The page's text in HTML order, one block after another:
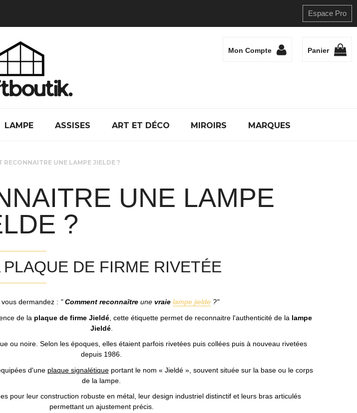
Espace Pro
Mon Compte Panier
LAMPE ASSISES ART ET DÉCO MIROIRS MARQUES
RECONNAITRE UNE LAMPE JIELDE ?
UNE LAMPE
?
PLAQUE DE FIRME RIVETÉE
vous dermandez : "Comment reconnaîtreune vraie lampe jielde?"
de la plaque de firme Jieldé, cette étiquette permet de reconnaitre l'authenticité de la lampe
Jieldé.
ou noire. Selon les époques, elles étaient parfois rivetées puis collées puis à nouveau rivetées
depuis 1986.
d'une plaque signalétiqueportant le nom « Jieldé », souvent située sur la base ou le corps
de la lampe.
pour leur construction robuste en métal, leur design industriel distinctif et leurs bras articulés
permettant un ajustement précis.